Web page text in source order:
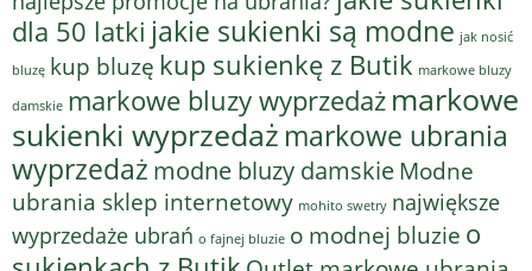
dla 50 latki jakie sukienki są modne jak nosić
bluzę kup bluzę kup sukienkę z Butik markowe bluzy
damskie markowe bluzy wyprzedaż markowe
sukienki wyprzedaż markowe ubrania
wyprzedaż modne bluzy damskie Modne
ubrania sklep internetowy mohito swetry największe
wyprzedaże ubrań o fajnej bluzie o modnej bluzie o